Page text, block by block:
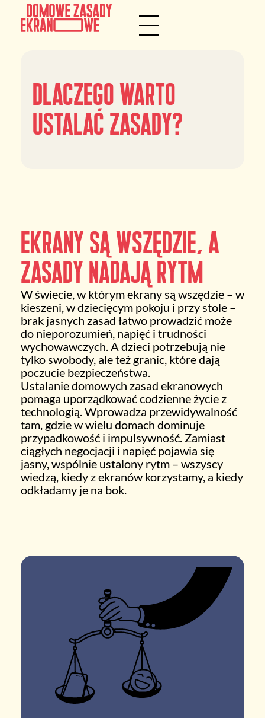
Dlaczego warto
ustalać zasady?
Ekrany są wszędzie, a
zasady nadają rytm
W świecie, w którym ekrany są wszędzie – w
kieszeni, w dziecięcym pokoju i przy stole –
brak jasnych zasad łatwo prowadzić może
do nieporozumień, napięć i trudności
wychowawczych. A dzieci potrzebują nie
tylko swobody, ale też granic, które dają
poczucie bezpieczeństwa.
Ustalanie domowych zasad ekranowych
pomaga uporządkować codzienne życie z
technologią. Wprowadza przewidywalność
tam, gdzie w wielu domach dominuje
przypadkowość i impulsywność. Zamiast
ciągłych negocjacji i napięć pojawia się
jasny, wspólnie ustalony rytm – wszyscy
wiedzą, kiedy z ekranów korzystamy, a kiedy
odkładamy je na bok.